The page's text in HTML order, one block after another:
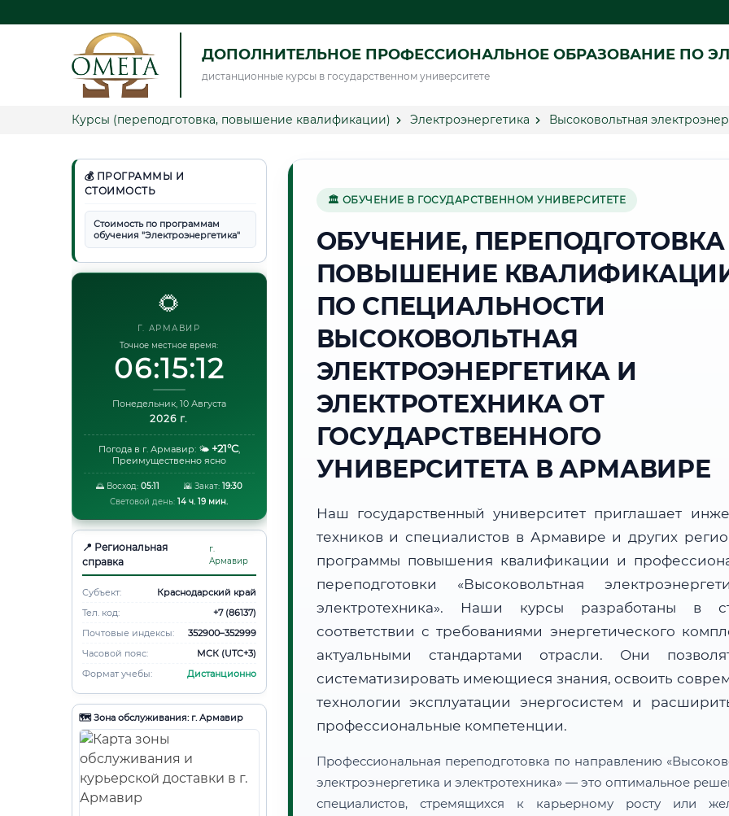
ДОПОЛНИТЕЛЬНОЕ ПРОФЕССИОНАЛЬНОЕ ОБРАЗОВАНИЕ ПО
дистанционные курсы в государственном университете
Курсы (переподготовка, повышение квалификации) Электроэнергетика Высоковольтная
💰 ПРОГРАММЫ И
СТОИМОСТЬ
Стоимость по программам
обучения "Электроэнергетика"
🌻
Г. АРМАВИР
Точное местное время:
06:15:13
Понедельник, 10 Августа
2026 г.
Погода в г. Армавир: 🌤️ +21°C,
Преимущественно ясно
🌅 Восход: 05:11 🌇 Закат: 19:30
Световой день: 14 ч. 19 мин.
📍 Региональная
справка
г.
Армавир
Субъект:
Краснодарский край
Тел. код:
+7 (86137)
Почтовые индексы:
352900–352999
Часовой пояс:
МСК (UTC+3)
Формат учебы:
Дистанционно
🗺️ Зона обслуживания: г. Армавир
🏛 ОБУЧЕНИЕ В ГОСУДАРСТВЕННОМ УНИВЕРСИТЕТЕ
ОБУЧЕНИЕ,
ПОВЫШЕНИЕ
ПО СПЕЦИАЛЬНОСТИ
ВЫСОКОВОЛЬТНАЯ
ЭЛЕКТРОЭНЕРГЕТИКА И
ЭЛЕКТРОТЕХНИКА ОТ
ГОСУДАРСТВЕННОГО
УНИВЕРСИТЕТА В АРМАВИРЕ
Наш государственный университет приглашает
техников и специалистов в Армавире и других
программы повышения квалификации и
переподготовки «Высоковольтная
электротехника». Наши курсы разработаны в
соответствии с требованиями энергетического
актуальными стандартами отрасли. Они
систематизировать имеющиеся знания, освоить
технологии эксплуатации энергосистем и
профессиональные компетенции.
Профессиональная переподготовка по направлению
электроэнергетика и электротехника» — это оптимальное
специалистов, стремящихся к карьерному росту или